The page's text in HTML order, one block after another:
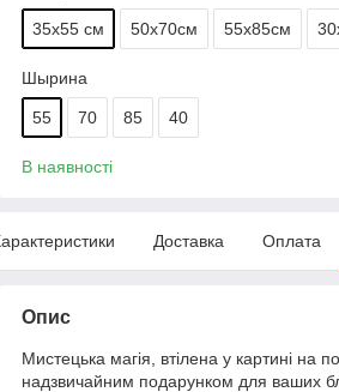
35х55 см 50х70см 55х85см
Шырина
55 70 85 40
В наявності
Доставка Оплата
Опис
Мистецька магія, втілена у картині на
надзвичайним подарунком для ваших